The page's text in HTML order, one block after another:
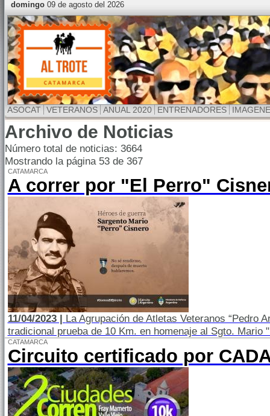
domingo09 de agosto del 2026
ASOCAT VETERANOS ANUAL 2020 ENTRENADORES
Archivo de Noticias
Número total de noticias: 3664
Mostrando la página 53 de 367
CATAMARCA
A correr por "El Perro"
11/04/2023 | La Agrupación de Atletas Veteranos “Pedro
tradicional prueba de 10 Km. en homenaje al Sgto. Mario
CATAMARCA
Circuito certificado por